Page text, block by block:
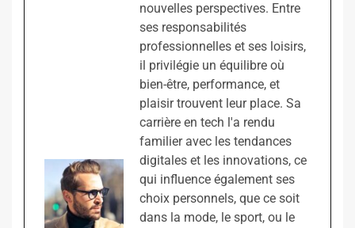
nouvelles perspectives. Entre
ses responsabilités
professionnelles et ses loisirs,
il privilégie un équilibre où
bien-être, performance, et
plaisir trouvent leur place. Sa
carrière en tech l'a rendu
familier avec les tendances
digitales et les innovations, ce
qui influence également ses
choix personnels, que ce soit
dans la mode, le sport, ou le